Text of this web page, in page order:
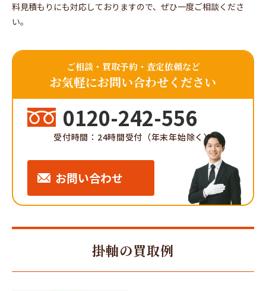
料見積もりにも対応しておりますので、ぜひ一度ご相談くださ
い。
ご相談・買取予約・査定依頼など
お気軽にお問い合わせください
0120-242-556
受付時間：24時間受付（年末年始除く）
お問い合わせ
掛軸の買取例